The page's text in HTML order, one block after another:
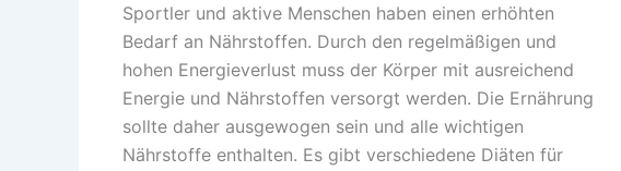
Sportler und aktive Menschen haben einen erhöhten
Bedarf an Nährstoffen. Durch den regelmäßigen und
hohen Energieverlust muss der Körper mit ausreichend
Energie und Nährstoffen versorgt werden. Die Ernährung
sollte daher ausgewogen sein und alle wichtigen
Nährstoffe enthalten. Es gibt verschiedene Diäten für